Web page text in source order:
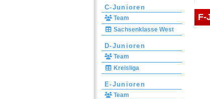
C-Junioren
Team
Sachsenklasse West
D-Junioren
Team
Kreisliga
E-Junioren
Team
F-